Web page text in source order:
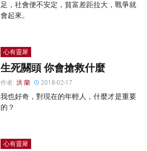
足，社會便不安定，貧富差距拉大，戰爭就
會起來。
心有靈犀
生死關頭 你會搶救什麼
作者: 洪 蘭 2018-02-17
我也好奇，對現在的年輕人，什麼才是重要
的？
心有靈犀